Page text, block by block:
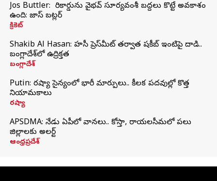
Jos Buttler: నా రికార్డును వైభవ్ సూర్యవంశీ బద్దలు కొట్టే అవకాశం
ఉంది: జాస్ బట్లర్
క్రికెట్
Shakib Al Hasan: హసీనా ప్రెస్‌మీట్‌ తర్వాత షకీబ్‌ ఇంటిపై దాడి..
బంగ్లాదేశ్‌లో ఉద్రిక్తత
బంగ్లాదేశ్
Putin: రష్యా సైన్యంలో భారీ మార్పులు.. కీలక పదవుల్లో కొత్త
నియామకాలు
రష్యా
APSDMA: నేడు ఏపీలో వానలు.. కోస్తా, రాయలసీమలో పలు
జిల్లాలకు అలర్ట్
ఆంధ్రప్రదేశ్